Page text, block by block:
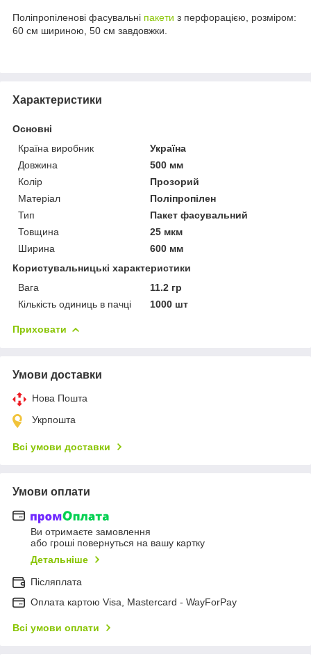
Поліпропіленові фасувальні пакети з перфорацією, розміром:
60 см шириною, 50 см завдовжки.
Характеристики
Основні
Країна виробник
Україна
Довжина
500 мм
Колір
Прозорий
Матеріал
Поліпропілен
Тип
Пакет фасувальний
Товщина
25 мкм
Ширина
600 мм
Користувальницькі характеристики
Вага
11.2 гр
Кількість одиниць в пачці
1000 шт
Приховати
Умови доставки
Нова Пошта
Укрпошта
Всі умови доставки
Умови оплати
Ви отримаєте замовлення
або гроші повернуться на вашу картку
Детальніше
Післяплата
Оплата картою Visa, Mastercard - WayForPay
Всі умови оплати